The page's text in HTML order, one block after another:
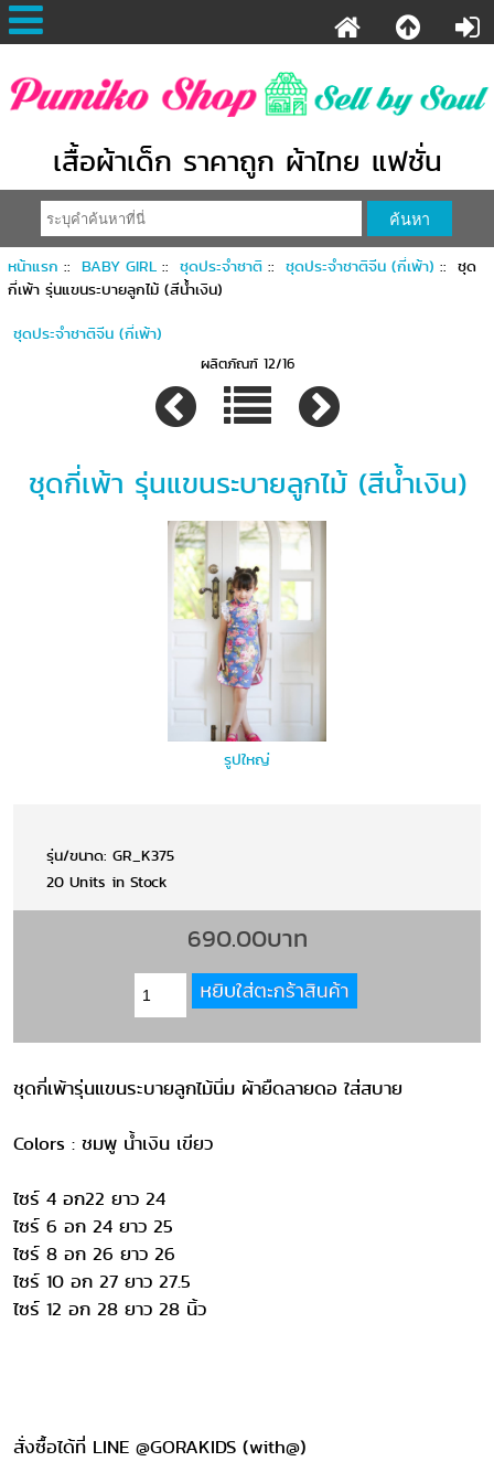
เสื้อผ้าเด็ก ราคาถูก ผ้าไทย แฟชั่น
หน้าแรก ::BABY GIRL ::ชุดประจำชาติ ::ชุดประจำชาติจีน (กี่เพ้า) :: ชุด
กี่เพ้า รุ่นแขนระบายลูกไม้ (สีน้ำเงิน)
ชุดประจำชาติจีน (กี่เพ้า)
ผลิตภัณฑ์ 12/16
ชุดกี่เพ้า รุ่นแขนระบายลูกไม้ (สีน้ำเงิน)
รูปใหญ่
รุ่น/ขนาด: GR_K375
20 Units in Stock
690.00บาท
ชุดกี่เพ้ารุ่นแขนระบายลูกไม้นิ่ม ผ้ายืดลายดอ ใส่สบาย
Colors : ชมพู น้ำเงิน เขียว
ไซร์ 4 อก22 ยาว 24
ไซร์ 6 อก 24 ยาว 25
ไซร์ 8 อก 26 ยาว 26
ไซร์ 10 อก 27 ยาว 27.5
ไซร์ 12 อก 28 ยาว 28 นิ้ว
สั่งซื้อได้ที่ LINE @GORAKIDS (with@)